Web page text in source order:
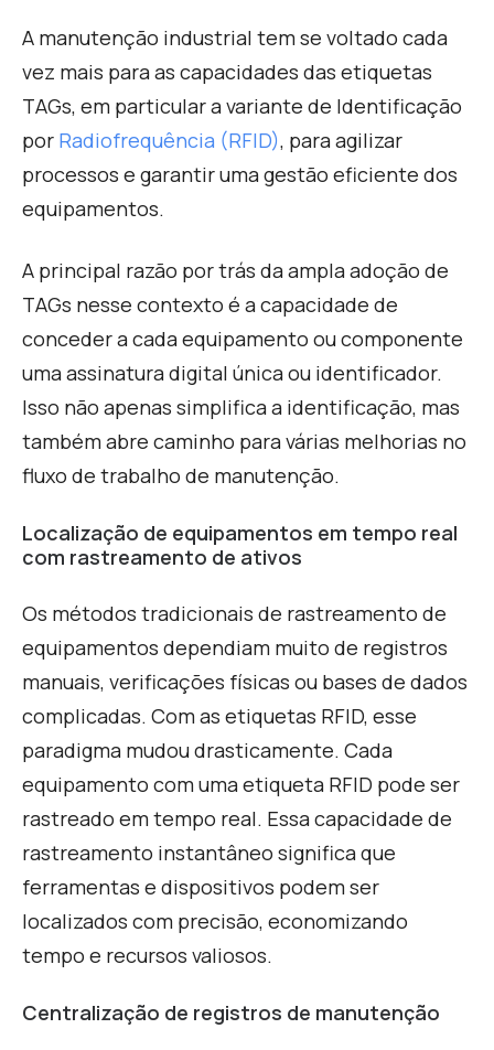
A manutenção industrial tem se voltado cada
vez mais para as capacidades das etiquetas
TAGs, em particular a variante de Identificação
por Radiofrequência (RFID), para agilizar
processos e garantir uma gestão eficiente dos
equipamentos.
A principal razão por trás da ampla adoção de
TAGs nesse contexto é a capacidade de
conceder a cada equipamento ou componente
uma assinatura digital única ou identificador.
Isso não apenas simplifica a identificação, mas
também abre caminho para várias melhorias no
fluxo de trabalho de manutenção.
Localização de equipamentos em tempo real
com rastreamento de ativos
Os métodos tradicionais de rastreamento de
equipamentos dependiam muito de registros
manuais, verificações físicas ou bases de dados
complicadas. Com as etiquetas RFID, esse
paradigma mudou drasticamente. Cada
equipamento com uma etiqueta RFID pode ser
rastreado em tempo real. Essa capacidade de
rastreamento instantâneo significa que
ferramentas e dispositivos podem ser
localizados com precisão, economizando
tempo e recursos valiosos.
Centralização de registros de manutenção